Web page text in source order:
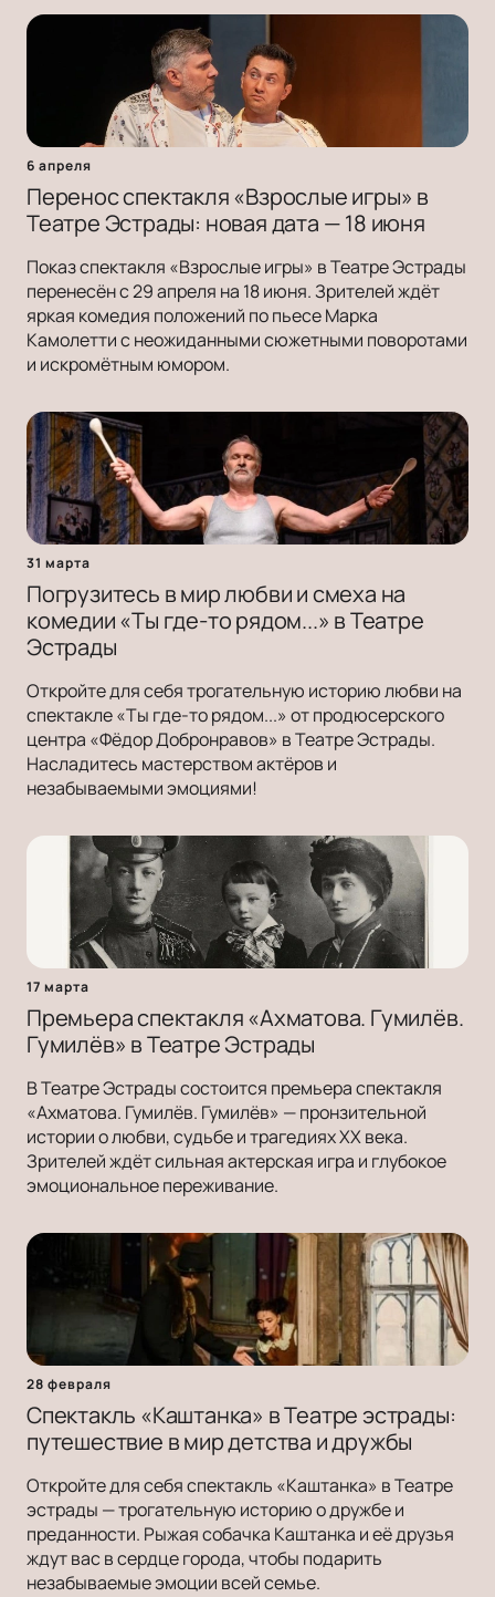
6 апреля
Перенос спектакля «Взрослые игры» в
Театре Эстрады: новая дата — 18 июня
Показ спектакля «Взрослые игры» в Театре Эстрады
перенесён с 29 апреля на 18 июня. Зрителей ждёт
яркая комедия положений по пьесе Марка
Камолетти с неожиданными сюжетными поворотами
и искромётным юмором.
31 марта
Погрузитесь в мир любви и смеха на
комедии «Ты где-то рядом...» в Театре
Эстрады
Откройте для себя трогательную историю любви на
спектакле «Ты где-то рядом...» от продюсерского
центра «Фёдор Добронравов» в Театре Эстрады.
Насладитесь мастерством актёров и
незабываемыми эмоциями!
17 марта
Премьера спектакля «Ахматова. Гумилёв.
Гумилёв» в Театре Эстрады
В Театре Эстрады состоится премьера спектакля
«Ахматова. Гумилёв. Гумилёв» — пронзительной
истории о любви, судьбе и трагедиях ХХ века.
Зрителей ждёт сильная актерская игра и глубокое
эмоциональное переживание.
28 февраля
Спектакль «Каштанка» в Театре эстрады:
путешествие в мир детства и дружбы
Откройте для себя спектакль «Каштанка» в Театре
эстрады — трогательную историю о дружбе и
преданности. Рыжая собачка Каштанка и её друзья
ждут вас в сердце города, чтобы подарить
незабываемые эмоции всей семье.